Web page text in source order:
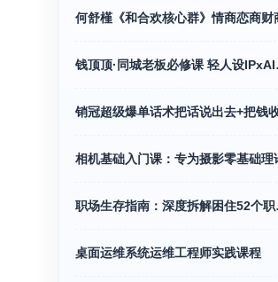
钱顶
相机基础入门课：专为摄影零基础理
职场
桌面运维系统运维工程师实践课程